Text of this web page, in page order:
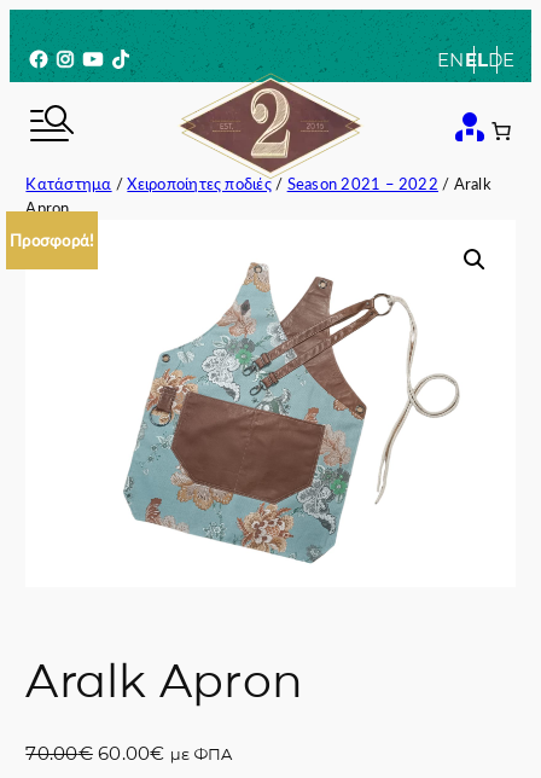
στο
περιεχόμενο
Facebook
Instagram
YouTube
TikTok ENELDE
Κατάστημα /Χειροποίητες ποδιές/ Season 2021 – 2022 / Aralk
Apron
Προσφορά!
Aralk Apron
70.00€ O
60.00€Ημε ΦΠΑ